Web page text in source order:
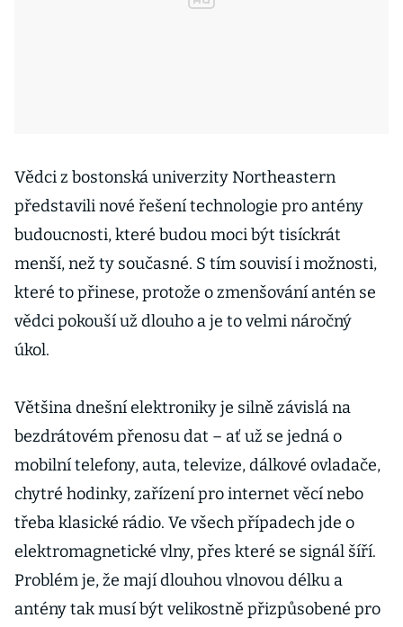
Vědci z bostonská univerzity Northeastern
představili nové řešení technologie pro antény
budoucnosti, které budou moci být tisíckrát
menší, než ty současné. S tím souvisí i možnosti,
které to přinese, protože o zmenšování antén se
vědci pokouší už dlouho a je to velmi náročný
úkol.
Většina dnešní elektroniky je silně závislá na
bezdrátovém přenosu dat – ať už se jedná o
mobilní telefony, auta, televize, dálkové ovladače,
chytré hodinky, zařízení pro internet věcí nebo
třeba klasické rádio. Ve všech případech jde o
elektromagnetické vlny, přes které se signál šíří.
Problém je, že mají dlouhou vlnovou délku a
antény tak musí být velikostně přizpůsobené pro